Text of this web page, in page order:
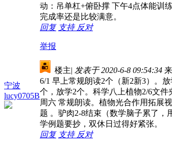
动：吊单杠+俯卧撑 下午4点体能训
完成率还是比较满意。
回复 支持 反对
举报
宁波
lucy0705B
楼主| 发表于 2020-6-8 09:54:34
6/1 早上常规朗读2个（新2新3）。
个，放学2个。科学八上植物2/6文
周六 常规朗读。植物光合作用拓展
题 。驴肉2-8结束（数学脑子累了，
学例题要抄，双休日过得好紧张。
回复 支持 反对